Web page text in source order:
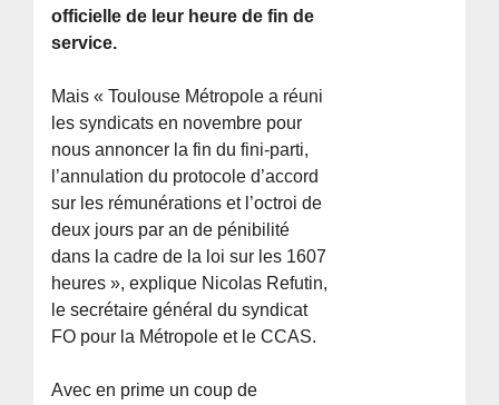
officielle de leur heure de fin de
service.
Mais « Toulouse Métropole a réuni
les syndicats en novembre pour
nous annoncer la fin du fini-parti,
l’annulation du protocole d’accord
sur les rémunérations et l’octroi de
deux jours par an de pénibilité
dans la cadre de la loi sur les 1607
heures », explique Nicolas Refutin,
le secrétaire général du syndicat
FO pour la Métropole et le CCAS.
Avec en prime un coup de